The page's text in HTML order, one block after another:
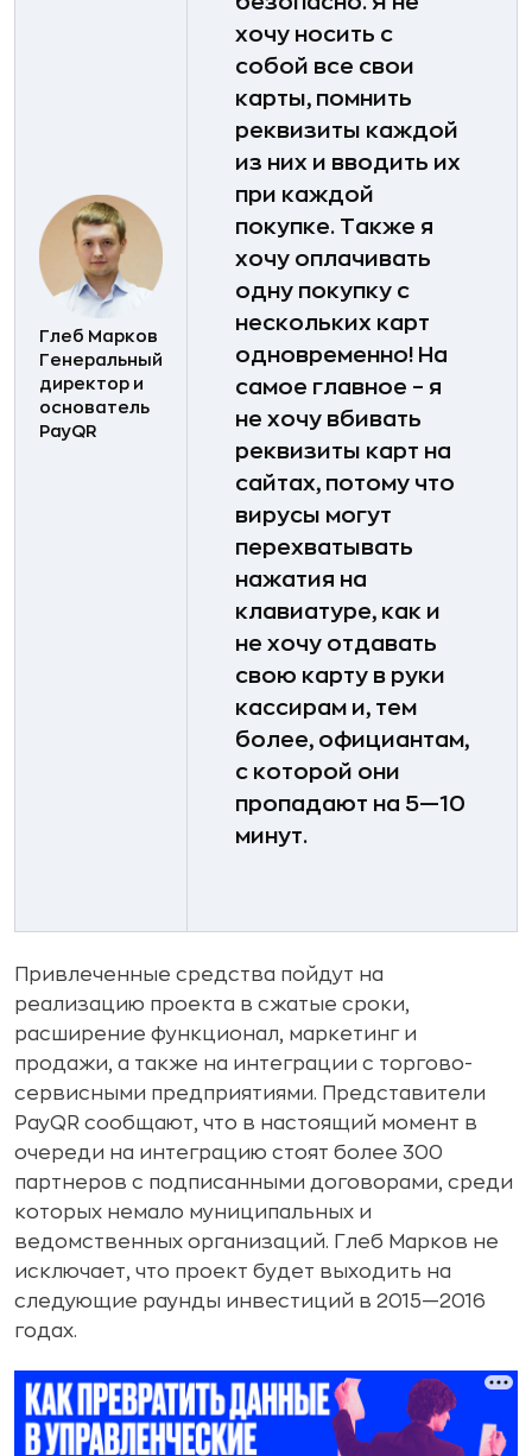
Глеб Марков
Генеральный
директор и
основатель
PayQR
хочу носить с
собой все свои
карты, помнить
реквизиты каждой
из них и вводить их
при каждой
покупке. Также я
хочу оплачивать
одну покупку с
нескольких карт
одновременно! На
самое главное – я
не хочу вбивать
реквизиты карт на
сайтах, потому что
вирусы могут
перехватывать
нажатия на
клавиатуре, как и
не хочу отдавать
свою карту в руки
кассирам и, тем
более, официантам,
с которой они
пропадают на 5—10
минут.
Привлеченные средства пойдут на
реализацию проекта в сжатые сроки,
расширение функционал, маркетинг и
продажи, а также на интеграции с торгово-
сервисными предприятиями. Представители
PayQR сообщают, что в настоящий момент в
очереди на интеграцию стоят более 300
партнеров с подписанными договорами, среди
которых немало муниципальных и
ведомственных организаций. Глеб Марков не
исключает, что проект будет выходить на
следующие раунды инвестиций в 2015—2016
годах.